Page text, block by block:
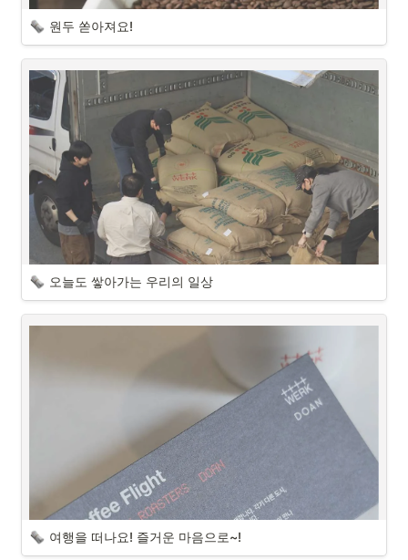
원두 쏟아져요!
오늘도 쌓아가는 우리의 일상
여행을 떠나요! 즐거운 마음으로~!